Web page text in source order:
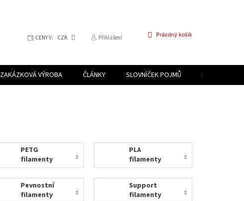
CENY V: CZK Přihlášení
NÁKUPNÍ
Prázdný košík
ZAKÁZKOVÁ VÝROBA ČLÁNKY SLOVNÍČEK POJMŮ PROGRAM
PETG
filamenty
PLA
filamenty
Pevnostní
filamenty
Support
filamenty